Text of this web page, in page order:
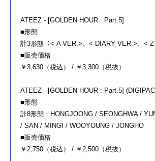
ATEEZ - [GOLDEN HOUR : Part.5]
■形態
計3形態︓< A VER.>、< DIARY VER.>、<
■販売価格
￥3,630（税込） / ￥3,300（税抜）
ATEEZ - [GOLDEN HOUR : Part.5]
■形態
計8形態：HONGJOONG / SEONGHWA /
/ SAN / MINGI / WOOYOUNG / JONGHO
■販売価格
￥2,750（税込） / ￥2,500（税抜）